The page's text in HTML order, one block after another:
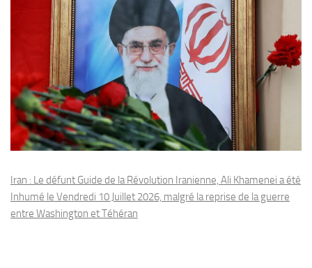
Iran : Le défunt Guide de la Révolution Iranienne, Ali Khamenei a été
Inhumé le Vendredi 10 Juillet 2026, malgré la reprise de la guerre
entre Washington et Téhéran